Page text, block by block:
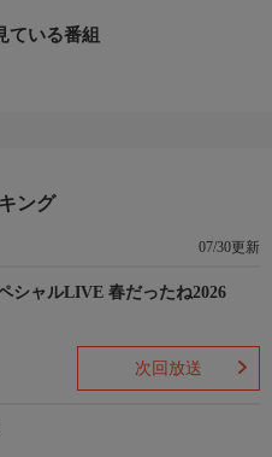
ている番組
ング
07/30更新
シャルLIVE 春だったね2026
次回放送